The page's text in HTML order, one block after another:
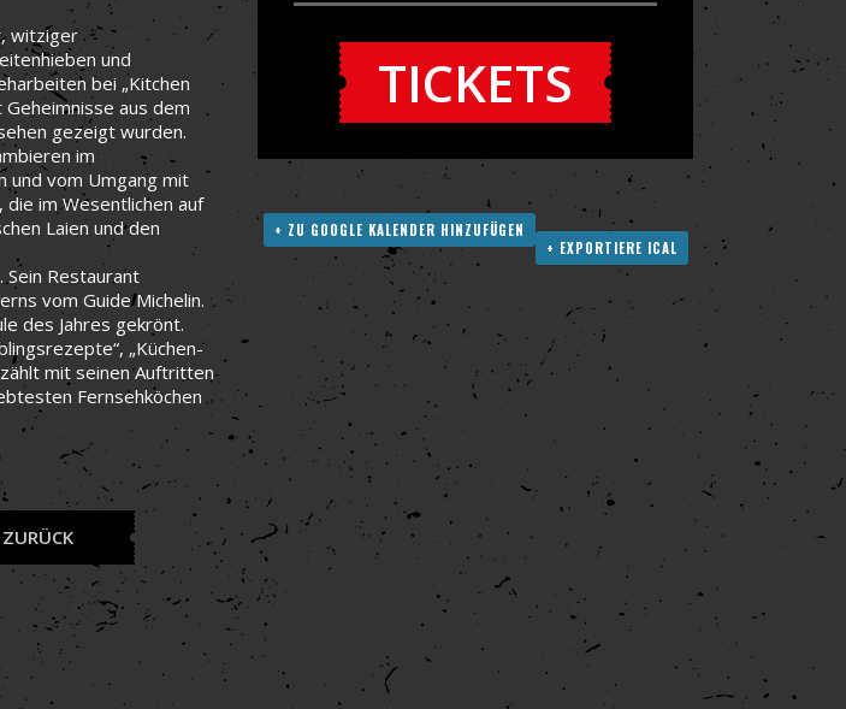
witziger
und
bei „Kitchen
aus dem
gezeigt wurden.
im
und vom Umgang mit
im Wesentlichen auf
Laien und den
Restaurant
vom Guide Michelin.
des Jahres gekrönt.
„Küchen-
mit seinen Auftritten
Fernsehköchen
TICKETS
+ ZU GOOGLE KALENDER HINZUFÜGEN
+ EXPORTIERE ICAL
ZURÜCK